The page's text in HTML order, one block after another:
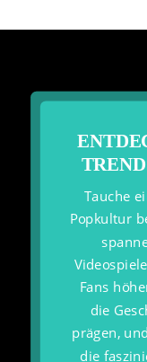
Tauche
Popkultur
Fans
die
prägen,
die